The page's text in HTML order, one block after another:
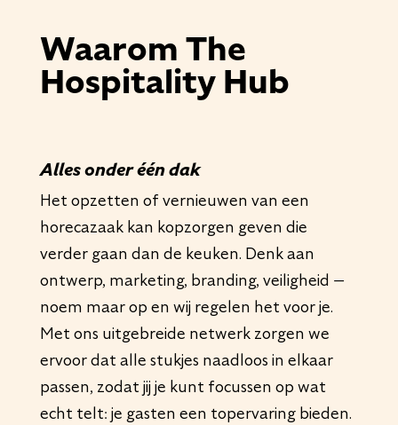
Waarom The
Hospitality Hub
Alles onder één dak
Het opzetten of vernieuwen van een
horecazaak kan kopzorgen geven die
verder gaan dan de keuken. Denk aan
ontwerp, marketing, branding, veiligheid —
noem maar op en wij regelen het voor je.
Met ons uitgebreide netwerk zorgen we
ervoor dat alle stukjes naadloos in elkaar
passen, zodat jij je kunt focussen op wat
echt telt: je gasten een topervaring bieden.